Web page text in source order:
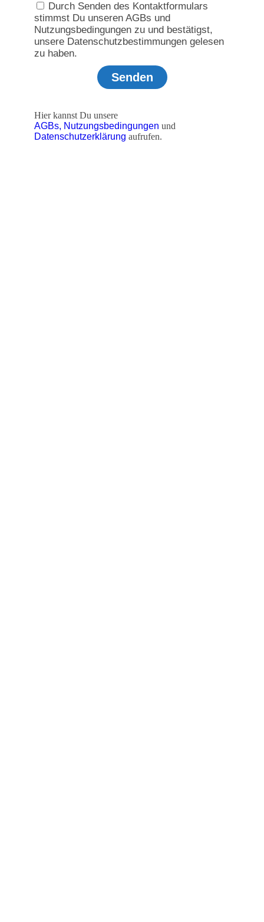
Durch Senden des Kontaktformulars
stimmst Du unseren AGBs und
Nutzungsbedingungen zu und bestätigst,
unsere Datenschutzbestimmungen gelesen
zu haben.
Senden
Hier kannst Du unsere
AGBs, Nutzungsbedingungen und
Datenschutzerklärung aufrufen.